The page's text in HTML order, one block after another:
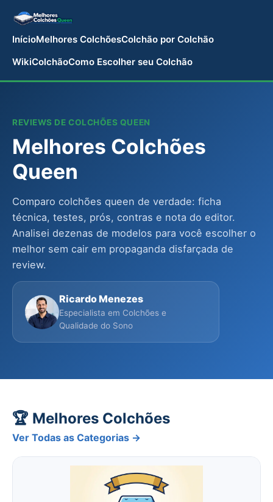
InícioMelhores ColchõesColchão por Colchão
WikiColchãoComo Escolher seu Colchão
REVIEWS DE COLCHÕES QUEEN
Melhores Colchões
Queen
Comparo colchões queen de verdade: ficha
técnica, testes, prós, contras e nota do editor.
Analisei dezenas de modelos para você escolher o
melhor sem cair em propaganda disfarçada de
review.
Ricardo Menezes
Especialista em Colchões e
Qualidade do Sono
🏆 Melhores Colchões
Ver Todas as Categorias →